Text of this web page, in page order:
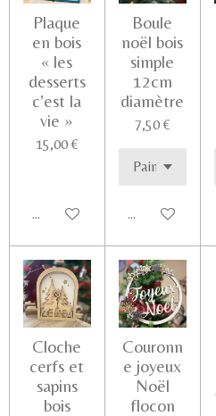
Plaque
en bois
« les
desserts
c’est la
vie »
15,00 €
Ajouter au panier
Boule
noël bois
simple
12cm
diamètre
7,50 €
Voir les détails
Cloche
cerfs et
sapins
bois
Couronn
e joyeux
Noël
flocon